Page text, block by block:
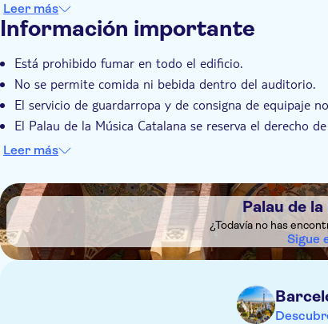
Leer más
Información importante
Está prohibido fumar en todo el edificio.
No se permite comida ni bebida dentro del auditorio.
El servicio de guardarropa y de consigna de equipaje
El Palau de la Música Catalana se reserva el derecho
previa solicitud en la recepción del edificio para la
Audiencia Divesitat: las audioguías cuentan con
Personas ciegas o con baja visión: las audioguías
Leer más
DSA1Palau de la Música Catalana
Palau de
¿Todavía no has
Sigue